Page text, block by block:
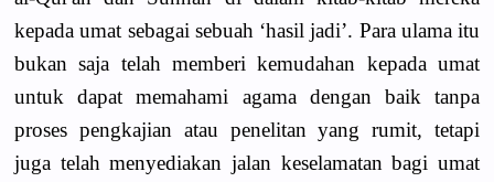
kepada umat sebagai sebuah ‘hasil jadi’. Para ulama itu
bukan saja telah memberi kemudahan kepada umat
untuk dapat memahami agama dengan baik tanpa
proses pengkajian atau penelitan yang rumit, tetapi
juga telah menyediakan jalan keselamatan bagi umat